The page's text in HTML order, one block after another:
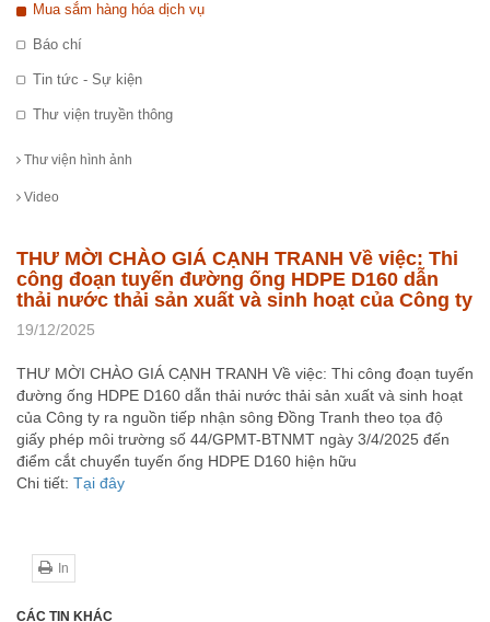
Mua sắm hàng hóa dịch vụ
Báo chí
Tin tức - Sự kiện
Thư viện truyền thông
Thư viện hình ảnh
Video
THƯ MỜI CHÀO GIÁ CẠNH TRANH Về việc: Thi
công đoạn tuyến đường ống HDPE D160 dẫn
thải nước thải sản xuất và sinh hoạt của Công ty
19/12/2025
THƯ MỜI CHÀO GIÁ CẠNH TRANH Về việc: Thi công đoạn tuyến
đường ống HDPE D160 dẫn thải nước thải sản xuất và sinh hoạt
của Công ty ra nguồn tiếp nhận sông Đồng Tranh theo tọa độ
giấy phép môi trường số 44/GPMT-BTNMT ngày 3/4/2025 đến
điểm cắt chuyển tuyến ống HDPE D160 hiện hữu
Chi tiết: Tại đây
In
CÁC TIN KHÁC